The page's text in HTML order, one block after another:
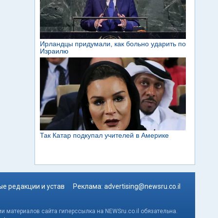
редакции и устав Реклама: advertising@newsru.co.il
сайта гиперссылка на NEWSru.co.il обязательна.